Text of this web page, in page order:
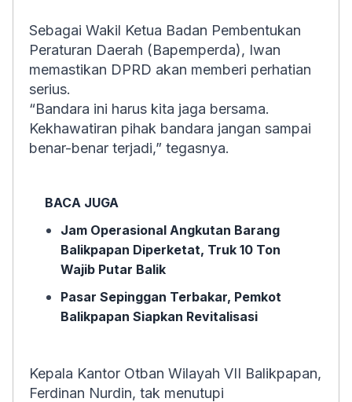
Sebagai Wakil Ketua Badan Pembentukan
Peraturan Daerah (Bapemperda), Iwan
memastikan DPRD akan memberi perhatian
serius.
“Bandara ini harus kita jaga bersama.
Kekhawatiran pihak bandara jangan sampai
benar-benar terjadi,” tegasnya.
BACA JUGA
Jam Operasional Angkutan Barang
Balikpapan Diperketat, Truk 10 Ton
Wajib Putar Balik
Pasar Sepinggan Terbakar, Pemkot
Balikpapan Siapkan Revitalisasi
Kepala Kantor Otban Wilayah VII Balikpapan,
Ferdinan Nurdin, tak menutupi